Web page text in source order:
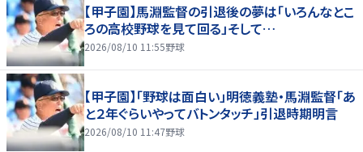
【甲子園】馬淵監督の引退後の夢は「いろんなとこ
ろの高校野球を見て回る」そして…
2026/08/10 11:55野球
【甲子園】「野球は面白い」明徳義塾・馬淵監督「あ
と２年ぐらいやってバトンタッチ」引退時期明言
2026/08/10 11:47野球